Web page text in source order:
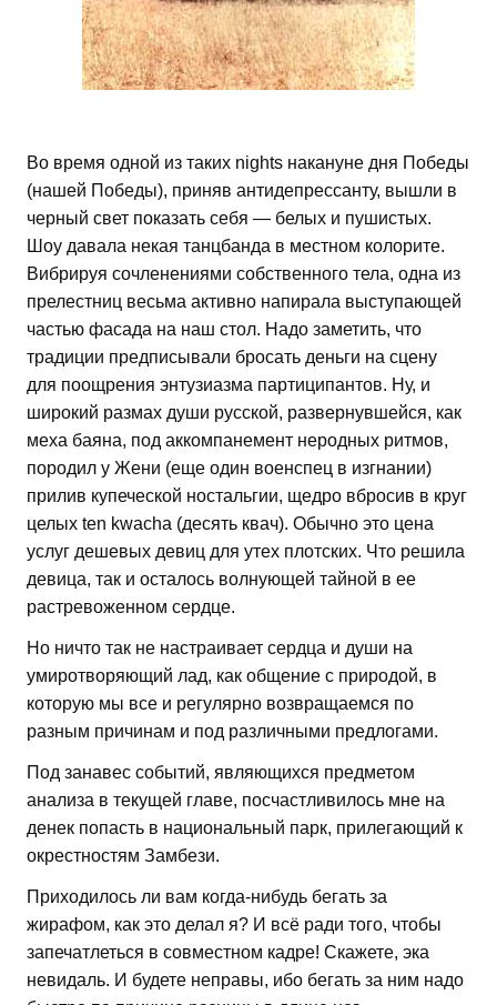
Во время одной из таких nights накануне дня Победы
(нашей Победы), приняв антидепрессанту, вышли в
черный свет показать себя — белых и пушистых.
Шоу давала некая танцбанда в местном колорите.
Вибрируя сочленениями собственного тела, одна из
прелестниц весьма активно напирала выступающей
частью фасада на наш стол. Надо заметить, что
традиции предписывали бросать деньги на сцену
для поощрения энтузиазма партиципантов. Ну, и
широкий размах души русской, развернувшейся, как
меха баяна, под аккомпанемент неродных ритмов,
породил у Жени (еще один военспец в изгнании)
прилив купеческой ностальгии, щедро вбросив в круг
целых ten kwacha (десять квач). Обычно это цена
услуг дешевых девиц для утех плотских. Что решила
девица, так и осталось волнующей тайной в ее
растревоженном сердце.
Но ничто так не настраивает сердца и души на
умиротворяющий лад, как общение с природой, в
которую мы все и регулярно возвращаемся по
разным причинам и под различными предлогами.
Под занавес событий, являющихся предметом
анализа в текущей главе, посчастливилось мне на
денек попасть в национальный парк, прилегающий к
окрестностям Замбези.
Приходилось ли вам когда-нибудь бегать за
жирафом, как это делал я? И всё ради того, чтобы
запечатлеться в совместном кадре! Скажете, эка
невидаль. И будете неправы, ибо бегать за ним надо